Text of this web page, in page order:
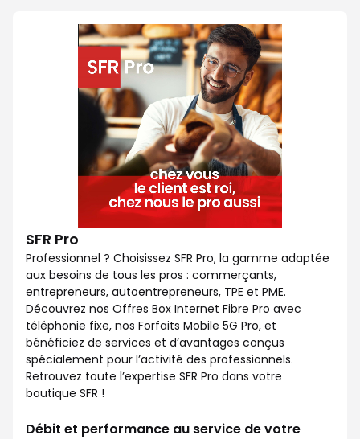
SFR Pro
Professionnel ? Choisissez SFR Pro, la gamme adaptée
aux besoins de tous les pros : commerçants,
entrepreneurs, autoentrepreneurs, TPE et PME.
Découvrez nos Offres Box Internet Fibre Pro avec
téléphonie fixe, nos Forfaits Mobile 5G Pro, et
bénéficiez de services et d’avantages conçus
spécialement pour l’activité des professionnels.
Retrouvez toute l’expertise SFR Pro dans votre
boutique SFR !
Débit et performance au service de votre
Professionnel ? Choisissez